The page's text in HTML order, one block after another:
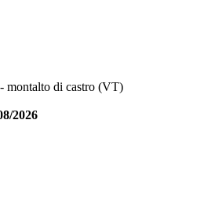
montalto di castro (VT)
2026